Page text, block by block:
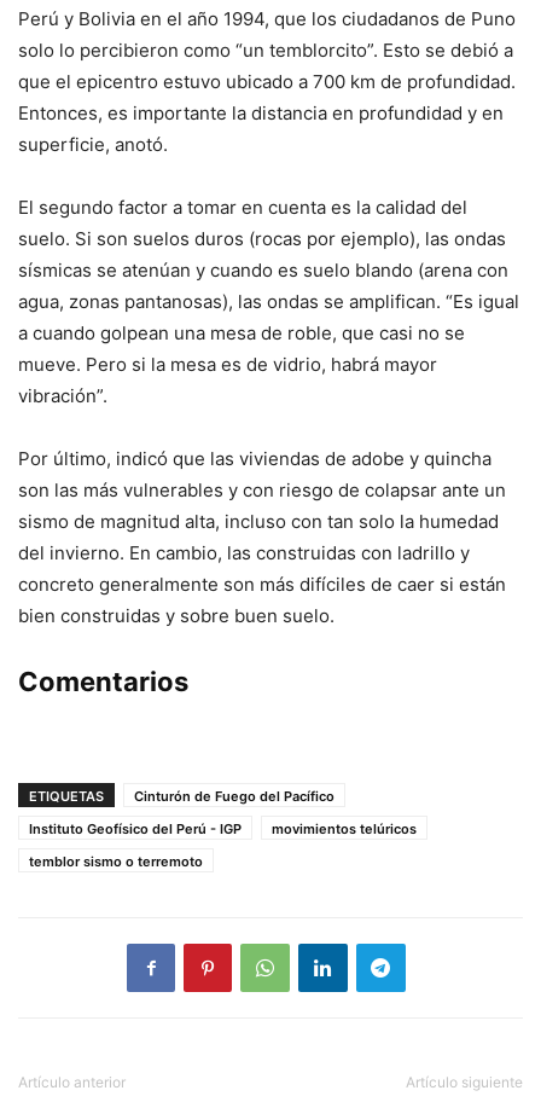
Perú y Bolivia en el año 1994, que los ciudadanos de Puno
solo lo percibieron como “un temblorcito”. Esto se debió a
que el epicentro estuvo ubicado a 700 km de profundidad.
Entonces, es importante la distancia en profundidad y en
superficie, anotó.
El segundo factor a tomar en cuenta es la calidad del
suelo. Si son suelos duros (rocas por ejemplo), las ondas
sísmicas se atenúan y cuando es suelo blando (arena con
agua, zonas pantanosas), las ondas se amplifican. “Es igual
a cuando golpean una mesa de roble, que casi no se
mueve. Pero si la mesa es de vidrio, habrá mayor
vibración”.
Por último, indicó que las viviendas de adobe y quincha
son las más vulnerables y con riesgo de colapsar ante un
sismo de magnitud alta, incluso con tan solo la humedad
del invierno. En cambio, las construidas con ladrillo y
concreto generalmente son más difíciles de caer si están
bien construidas y sobre buen suelo.
Comentarios
ETIQUETAS
Cinturón de Fuego del Pacífico
Instituto Geofísico del Perú - IGP
movimientos telúricos
temblor sismo o terremoto
Artículo anterior Artículo siguiente